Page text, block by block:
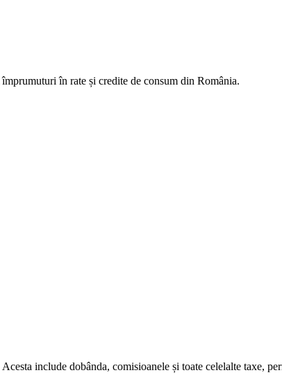
în rate și credite de consum din România.
include dobânda, comisioanele și toate celelalte taxe,